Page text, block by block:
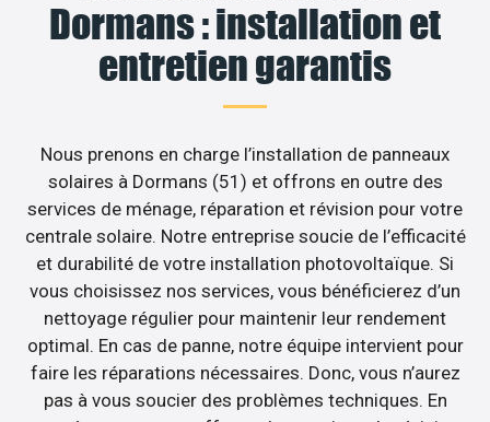
Dormans : installation et
entretien garantis
Nous prenons en charge l’installation de panneaux
solaires à Dormans (51) et offrons en outre des
services de ménage, réparation et révision pour votre
centrale solaire. Notre entreprise soucie de l’efficacité
et durabilité de votre installation photovoltaïque. Si
vous choisissez nos services, vous bénéficierez d’un
nettoyage régulier pour maintenir leur rendement
optimal. En cas de panne, notre équipe intervient pour
faire les réparations nécessaires. Donc, vous n’aurez
pas à vous soucier des problèmes techniques. En